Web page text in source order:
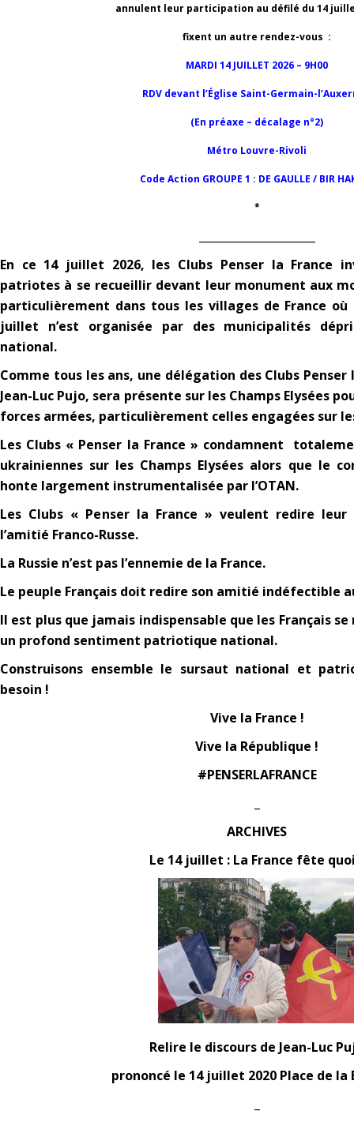
annulent leur participation au défilé du 14
fixent un autre rendez-vous :
MARDI 14 JUILLET 2026 – 9H00
RDV devant l’Église Saint-Germain-
(En préaxe – décalage n°2)
Métro Louvre-Rivoli
Code Action GROUPE 1 : DE GAULLE / BIR
*
En ce 14 juillet 2026, les Clubs Penser la France
patriotes à se recueillir devant leur monument aux
particulièrement dans tous les villages de France où
juillet n’est organisée par des municipalités
national.
Comme tous les ans, une délégation des Clubs Penser
Jean-Luc Pujo, sera présente sur les Champs Elysées
forces armées, particulièrement celles engagées sur
Les Clubs « Penser la France » condamnent
ukrainiennes sur les Champs Elysées alors que le
honte largement instrumentalisée par l’OTAN.
Les Clubs « Penser la France » veulent redire
l’amitié Franco-Russe.
La Russie n’est pas l’ennemie de la France.
Le peuple Français doit redire son amitié indéfectible
Il est plus que jamais indispensable que les Français
un profond sentiment patriotique national.
Construisons ensemble le sursaut national et
besoin !
Vive la France !
Vive la République !
#PENSERLAFRANCE
ARCHIVES
Le 14 juillet : La France fête
Relire le discours de Jean-Luc
prononcé le 14 juillet 2020 Place de la